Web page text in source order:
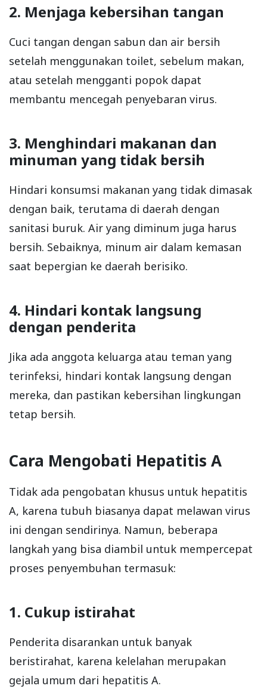
2. Menjaga kebersihan tangan
Cuci tangan dengan sabun dan air bersih
setelah menggunakan toilet, sebelum makan,
atau setelah mengganti popok dapat
membantu mencegah penyebaran virus.
3. Menghindari makanan dan
minuman yang tidak bersih
Hindari konsumsi makanan yang tidak dimasak
dengan baik, terutama di daerah dengan
sanitasi buruk. Air yang diminum juga harus
bersih. Sebaiknya, minum air dalam kemasan
saat bepergian ke daerah berisiko.
4. Hindari kontak langsung
dengan penderita
Jika ada anggota keluarga atau teman yang
terinfeksi, hindari kontak langsung dengan
mereka, dan pastikan kebersihan lingkungan
tetap bersih.
Cara Mengobati Hepatitis A
Tidak ada pengobatan khusus untuk hepatitis
A, karena tubuh biasanya dapat melawan virus
ini dengan sendirinya. Namun, beberapa
langkah yang bisa diambil untuk mempercepat
proses penyembuhan termasuk:
1. Cukup istirahat
Penderita disarankan untuk banyak
beristirahat, karena kelelahan merupakan
gejala umum dari hepatitis A.